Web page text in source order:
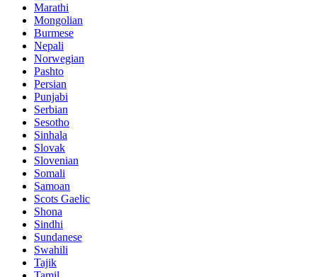
Marathi
Mongolian
Burmese
Nepali
Norwegian
Pashto
Persian
Punjabi
Serbian
Sesotho
Sinhala
Slovak
Slovenian
Somali
Samoan
Scots Gaelic
Shona
Sindhi
Sundanese
Swahili
Tajik